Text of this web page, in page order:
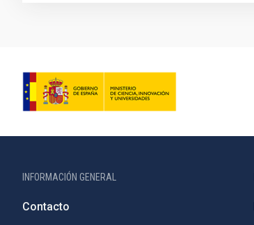
INFORMACIÓN GENERAL
Contacto